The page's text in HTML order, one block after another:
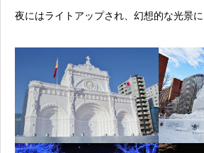
夜にはライトアップされ、幻想的な光景に